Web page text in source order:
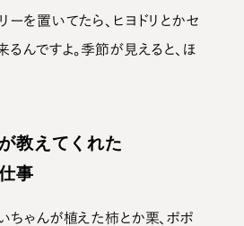
ーを置いてたら、ヒヨドリとかセ
るんですよ。季節が見えると、ほ
教えてくれた
事
ちゃんが植えた柿とか栗、ポポ